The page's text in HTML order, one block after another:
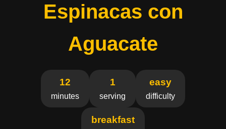
Espinacas con
Aguacate
12
minutes
1
serving
easy
difficulty
breakfast